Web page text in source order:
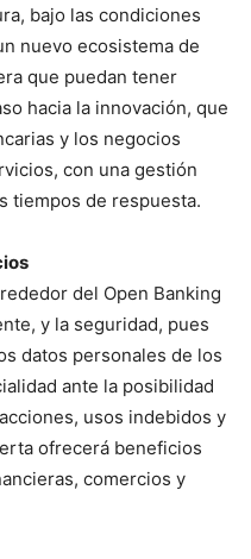
bajo las condiciones
nuevo ecosistema de
que puedan tener
hacia la innovación, que
y los negocios
con una gestión
tiempos de respuesta.
del Open Banking
y la seguridad, pues
datos personales de los
ante la posibilidad
usos indebidos y
ofrecerá beneficios
comercios y